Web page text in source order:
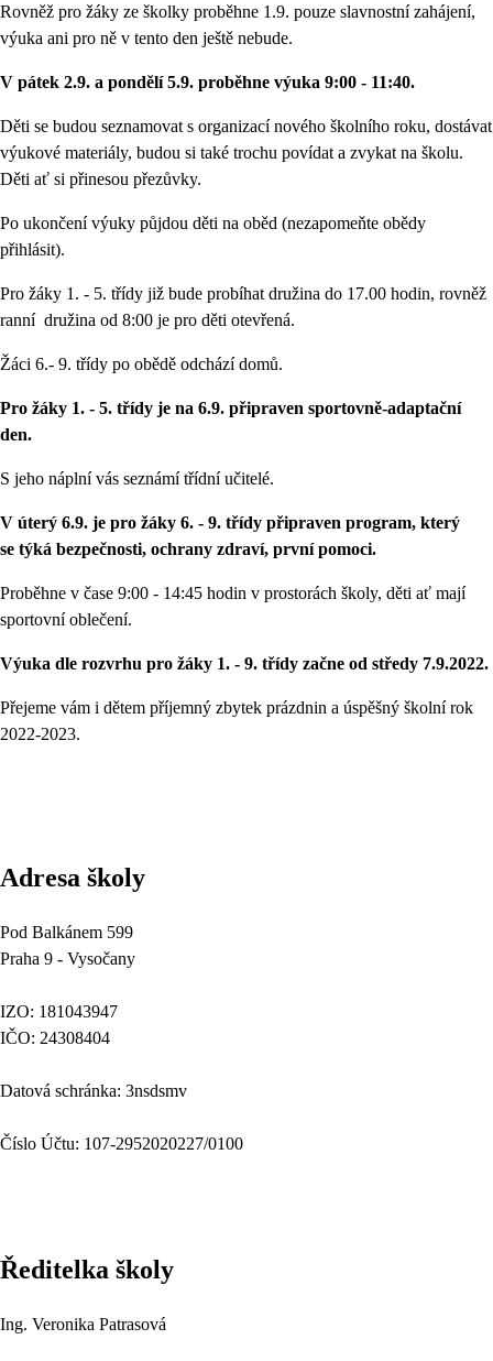
Rovněž pro žáky ze školky proběhne 1.9. pouze slavnostní zahájení,
výuka ani pro ně v tento den ještě nebude.
V pátek 2.9. a pondělí 5.9. proběhne výuka 9:00 - 11:40.
Děti se budou seznamovat s organizací nového školního roku, dostávat
výukové materiály, budou si také trochu povídat a zvykat na školu.
Děti ať si přinesou přezůvky.
Po ukončení výuky půjdou děti na oběd (nezapomeňte obědy
přihlásit).
Pro žáky 1. - 5. třídy již bude probíhat družina do 17.00 hodin, rovněž
ranní družina od 8:00 je pro děti otevřená.
Žáci 6.- 9. třídy po obědě odchází domů.
Pro žáky 1. - 5. třídy je na 6.9. připraven sportovně-adaptační
den.
S jeho náplní vás seznámí třídní učitelé.
V úterý 6.9. je pro žáky 6. - 9. třídy připraven program, který
se týká bezpečnosti, ochrany zdraví, první pomoci.
Proběhne v čase 9:00 - 14:45 hodin v prostorách školy, děti ať mají
sportovní oblečení.
Výuka dle rozvrhu pro žáky 1. - 9. třídy začne od středy 7.9.2022.
Přejeme vám i dětem příjemný zbytek prázdnin a úspěšný školní rok
2022-2023.
Adresa školy
Pod Balkánem 599
Praha 9 - Vysočany
IZO: 181043947
IČO: 24308404
Datová schránka: 3nsdsmv
Číslo Účtu: 107-2952020227/0100
Ředitelka školy
Ing. Veronika Patrasová